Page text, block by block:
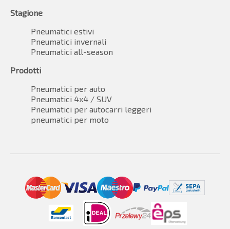
Stagione
Pneumatici estivi
Pneumatici invernali
Pneumatici all-season
Prodotti
Pneumatici per auto
Pneumatici 4x4 / SUV
Pneumatici per autocarri leggeri
pneumatici per moto